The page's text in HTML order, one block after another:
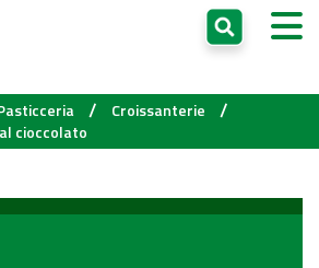
/ Croissanterie /
cioccolato